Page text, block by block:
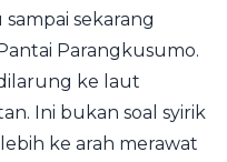
sekarang
Parangkusumo.
ke laut
Ini bukan soal syirik
ke arah merawat